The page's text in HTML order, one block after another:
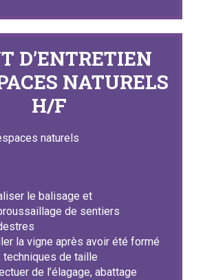
D’ENTRETIEN
NATURELS
H/F
naturels
le balisage et
de sentiers
la vigne après avoir été formé
techniques de taille
de l’élagage, abattage